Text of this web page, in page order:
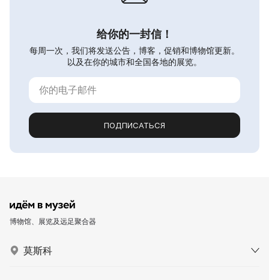
给你的一封信！
每周一次，我们将发送公告，博客，促销和博物馆更新。
以及在你的城市和全国各地的展览。
ПОДПИСАТЬСЯ
博物馆、展览及远足聚合器
莫斯科